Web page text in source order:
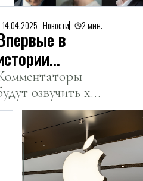
14.04.2025 Новости 2 мин.
в
гонка
озвучить ход
для
5000 зрителей.